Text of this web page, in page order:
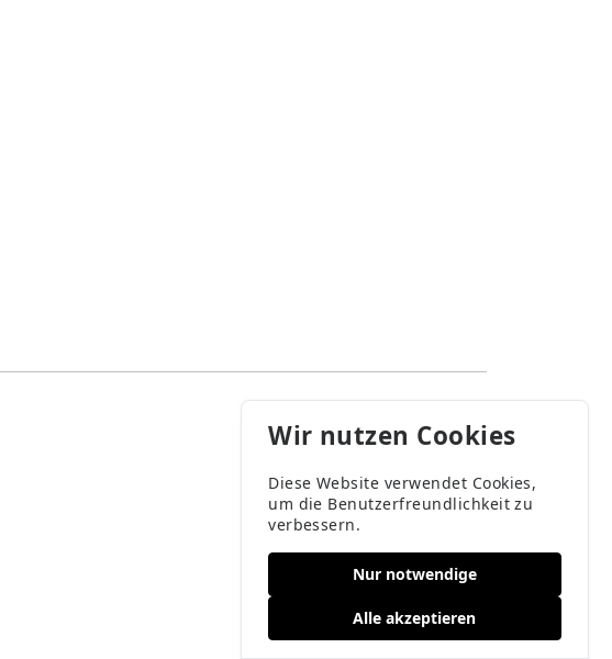
Wir nutzen Cookies
Diese Website verwendet Cookies,
um die Benutzerfreundlichkeit zu
verbessern.
Nur notwendige
Alle akzeptieren